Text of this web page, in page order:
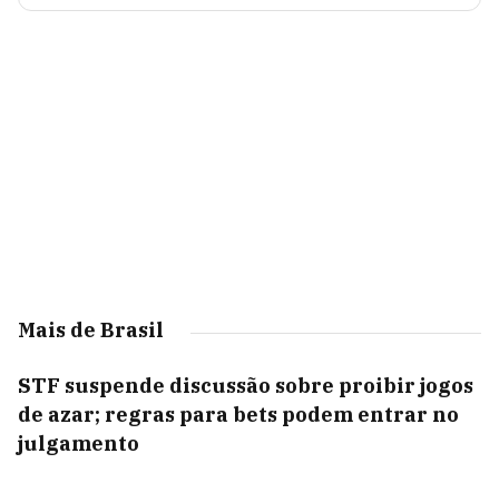
Mais de Brasil
STF suspende discussão sobre proibir jogos
de azar; regras para bets podem entrar no
julgamento